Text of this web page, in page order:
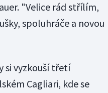
"Velice rád střílím,
spoluhráče a novou
si vyzkouší třetí
Cagliari, kde se